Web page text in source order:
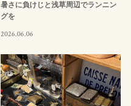
暑さに負けじと浅草周辺でランニン
グを
2026.06.06